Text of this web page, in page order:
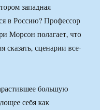
западная
в Россию? Профессор
Морсон полагает, что
сказать, сценарии все-
большую
себя как